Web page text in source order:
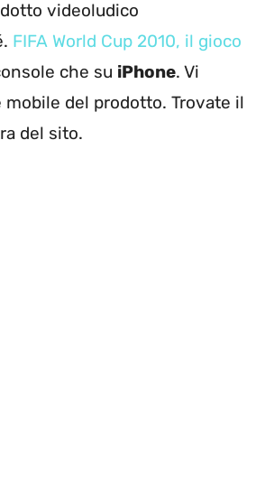
videoludico
FIFA World Cup 2010, il gioco
che su iPhone. Vi
del prodotto. Trovate il
del sito.